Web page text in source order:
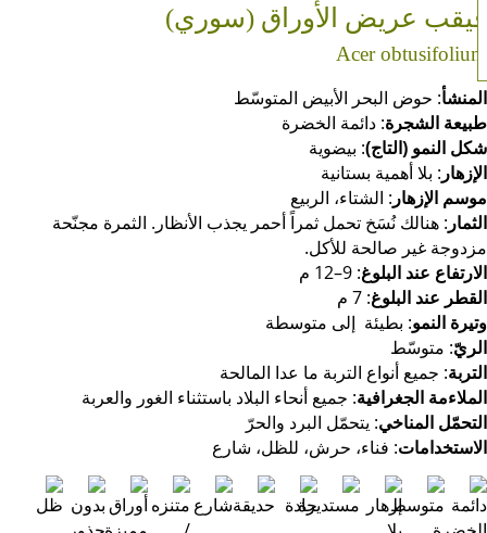
عريض الأوراق (سوري)
Acer
: حوض البحر الأبيض المتوسّط
الشجرة: دائمة الخضرة
النمو (التاج): بيضوية
: بلا أهمية بستانية
الإزهار: الشتاء، الربيع
: هنالك نُسَخ تحمل ثمراً أحمر يجذب الأنظار. الثمرة مجنّحة
غير صالحة للأكل.
عند البلوغ: 9–12 م
عند البلوغ: 7 م
النمو: بطيئة إلى متوسطة
: متوسّط
: جميع أنواع التربة ما عدا المالحة
الجغرافية: جميع أنحاء البلاد باستثناء الغور والعربة
المناخي: يتحمّل البرد والحرّ
: فناء، حرش، للظل، شارع